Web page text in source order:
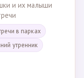
и их малыши
в парках
утренник